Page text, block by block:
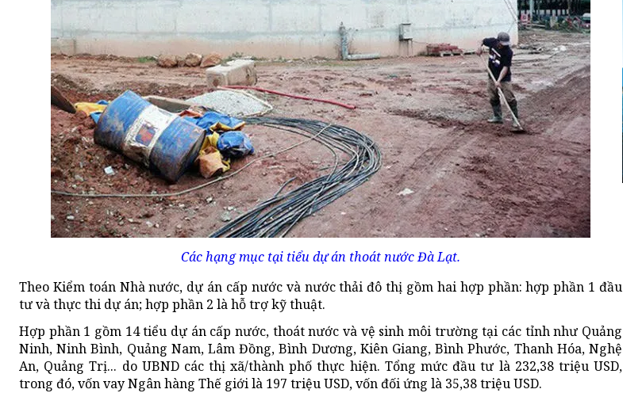
Các hạng mục tại tiểu dự án thoát nước Đà Lạt.
Theo Kiểm toán Nhà nước, dự án cấp nước và nước thải đô thị gồm hai hợp phần: hợp phần 1 đầu
tư và thực thi dự án; hợp phần 2 là hỗ trợ kỹ thuật.
Hợp phần 1 gồm 14 tiểu dự án cấp nước, thoát nước và vệ sinh môi trường tại các tỉnh như Quảng
Ninh, Ninh Bình, Quảng Nam, Lâm Đồng, Bình Dương, Kiên Giang, Bình Phước, Thanh Hóa, Nghệ
An, Quảng Trị... do UBND các thị xã/thành phố thực hiện. Tổng mức đầu tư là 232,38 triệu USD,
trong đó, vốn vay Ngân hàng Thế giới là 197 triệu USD, vốn đối ứng là 35,38 triệu USD.